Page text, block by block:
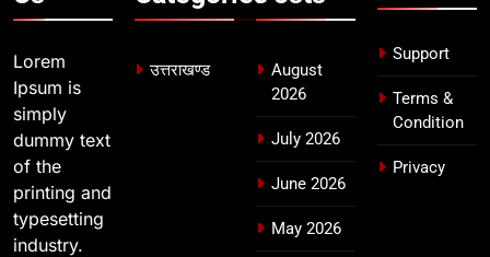
Lorem
Ipsum is
simply
dummy text
of the
printing and
typesetting
industry.
उत्तराखण्ड
August
2026
July 2026
June 2026
May 2026
Support
Terms &
Condition
Privacy